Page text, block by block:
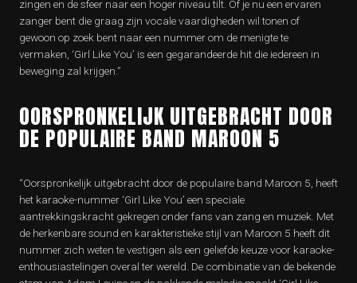
zingen en de sfeer naar een hoger niveau tilt. Of je nu een ervaren
zanger bent die graag zijn vocale vaardigheden wil tonen of
gewoon op zoek bent naar een nummer om de menigte te
vermaken, ‘Girl Like You’ is een gegarandeerde hit die iedereen in
beweging zal krijgen.”
OORSPRONKELIJK UITGEBRACHT DOOR
DE POPULAIRE BAND MAROON 5
“Oorspronkelijk uitgebracht door de populaire band Maroon 5, heeft
het karaoke-nummer ‘Girl Like You’ een speciale
aantrekkingskracht gekregen onder fans van zang en muziek. Met
de herkenbare sound en karakteristieke stijl van Maroon 5 heeft dit
nummer zich weten te vestigen als een geliefde keuze voor karaoke-
enthousiastelingen overal ter wereld. De combinatie van de bekende